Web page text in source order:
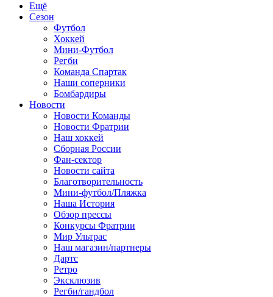
Ещё
Сезон
Футбол
Хоккей
Мини-Футбол
Регби
Команда Спартак
Наши соперники
Бомбардиры
Новости
Новости Команды
Новости Фратрии
Наш хоккей
Сборная России
Фан-cектор
Новости сайта
Благотворительность
Мини-футбол/Пляжка
Наша История
Обзор прессы
Конкурсы Фратрии
Мир Ультрас
Наш магазин/партнеры
Дартс
Ретро
Эксклюзив
Регби/гандбол